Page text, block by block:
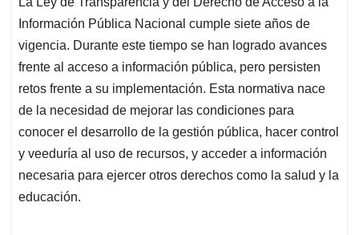
s
A
p
p
b
o
o
k
e
d
I
n
l
a
d
s
Información Pública Nacional cumple siete años de
vigencia. Durante este tiempo se han logrado avances
frente al acceso a información pública, pero persisten
retos frente a su implementación. Esta normativa nace
de la necesidad de mejorar las condiciones para
conocer el desarrollo de la gestión pública, hacer control
y veeduría al uso de recursos, y acceder a información
necesaria para ejercer otros derechos como la salud y la
educación.